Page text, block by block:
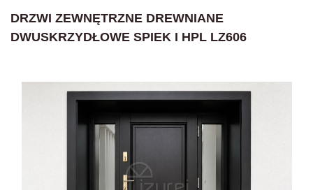
DRZWI ZEWNĘTRZNE DREWNIANE
DWUSKRZYDŁOWE SPIEK I HPL LZ606